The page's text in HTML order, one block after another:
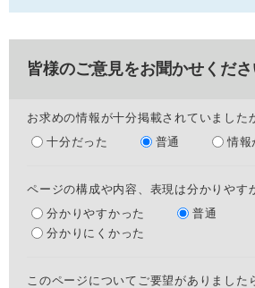
皆様のご意見をお聞かせくださ
お求めの情報が十分掲載されていました
十分だった
普通 情報
ページの構成や内容、表現は分かりやす
分かりやすかった
普通
分かりにくかった
このページについてご要望がありました